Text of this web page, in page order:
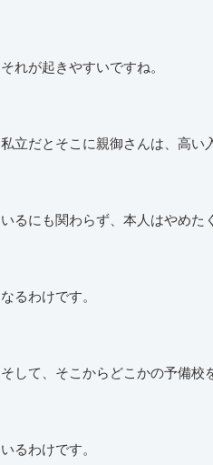
それが起きやすいですね。
私立だとそこに親御さんは、高い
いるにも関わらず、本人はやめた
なるわけです。
そして、そこからどこかの予備校
いるわけです。